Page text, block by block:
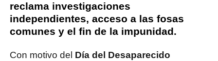
reclama investigaciones
independientes, acceso a las fosas
comunes y el fin de la impunidad.
Con motivo del Día del Desaparecido